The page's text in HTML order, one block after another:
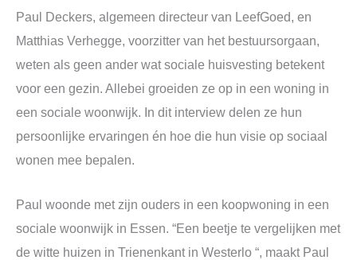
Paul Deckers, algemeen directeur van LeefGoed, en
Matthias Verhegge, voorzitter van het bestuursorgaan,
weten als geen ander wat sociale huisvesting betekent
voor een gezin. Allebei groeiden ze op in een woning in
een sociale woonwijk. In dit interview delen ze hun
persoonlijke ervaringen én hoe die hun visie op sociaal
wonen mee bepalen.
Paul woonde met zijn ouders in een koopwoning in een
sociale woonwijk in Essen. “Een beetje te vergelijken met
de witte huizen in Trienenkant in Westerlo “, maakt Paul